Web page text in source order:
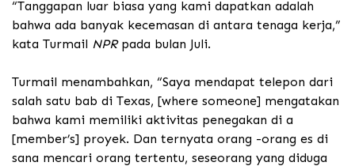
“Tanggapan luar biasa yang kami dapatkan adalah
bahwa ada banyak kecemasan di antara tenaga kerja,”
kata Turmail NPRpada bulan Juli.
Turmail menambahkan, “Saya mendapat telepon dari
salah satu bab di Texas, [where someone] mengatakan
bahwa kami memiliki aktivitas penegakan di a
[member’s] proyek. Dan ternyata orang -orang es di
sana mencari orang tertentu, seseorang yang diduga